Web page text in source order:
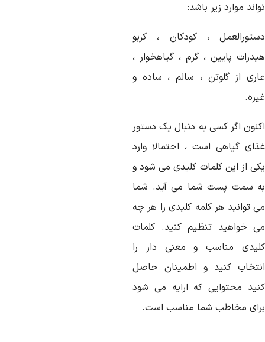
موارد زیر باشد:
، کودکان ، کربو
پایین ، گرم ، گیاهخوار ،
از گلوتن ، سالم ، ساده و
اگر کسی به دنبال یک دستور
گیاهی است ، احتمالا وارد
از این کلمات کلیدی می شود و
سمت پست شما می آید. شما
توانید هر کلمه کلیدی را هر چه
خواهید تنظیم کنید. کلمات
مناسب و معنی دار را
کنید و اطمینان حاصل
محتوایی که ارایه می شود
مخاطب شما مناسب است.